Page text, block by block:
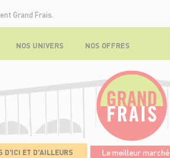
Grand Frais.
NOS UNIVERS NOS OFFRES
D'ICI ET D'AILLEURS Le meilleur marché